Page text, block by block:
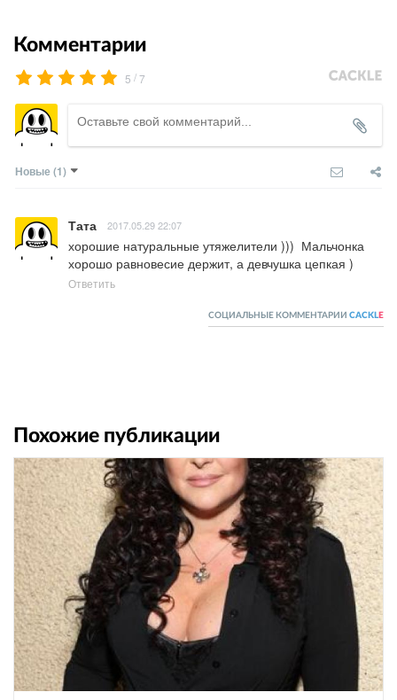
Комментарии
5 /7
Новые (1)
Тата 2017.05.29 22:07
хорошие натуральные утяжелители )))  Мальчонка
хорошо равновесие держит, а девчушка цепкая )
Ответить
СОЦИАЛЬНЫЕ КОММЕНТАРИИ CACKL E
Похожие публикации